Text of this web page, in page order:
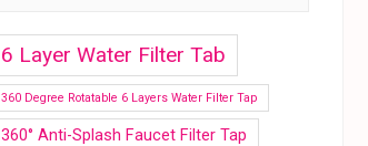
6 Layer Water Filter Tab
360 Degree Rotatable 6 Layers Water Filter Tap
360° Anti-Splash Faucet Filter Tap